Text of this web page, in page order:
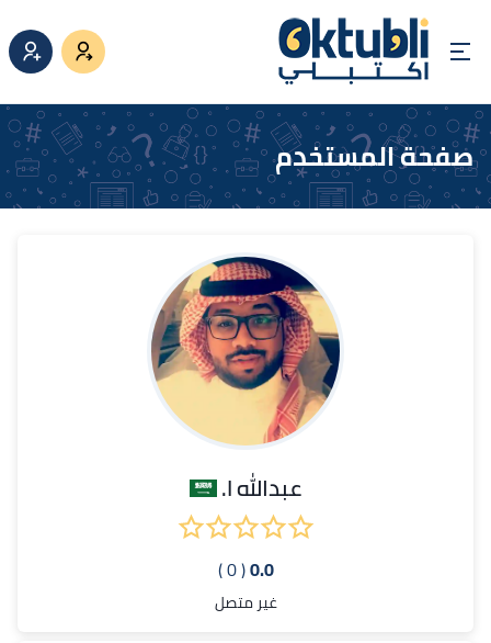
صفحة المستخدم
عبدالله ا.
0.0
( 0 )
غير متصل